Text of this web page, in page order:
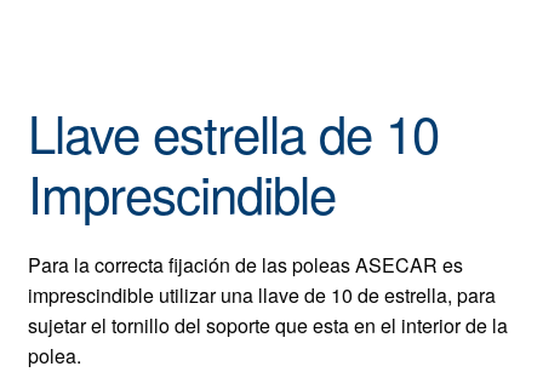
Llave estrella de 10
Imprescindible
Para la correcta fijación de las poleas ASECAR es
imprescindible utilizar una llave de 10 de estrella, para
sujetar el tornillo del soporte que esta en el interior de la
polea.